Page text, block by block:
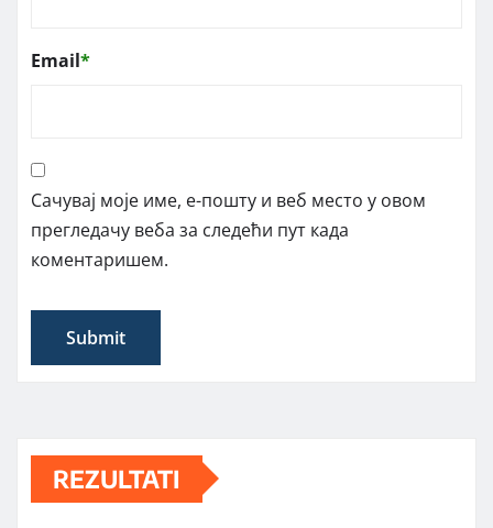
Email*
Сачувај моје име, е-пошту и веб место у овом
прегледачу веба за следећи пут када
коментаришем.
REZULTATI